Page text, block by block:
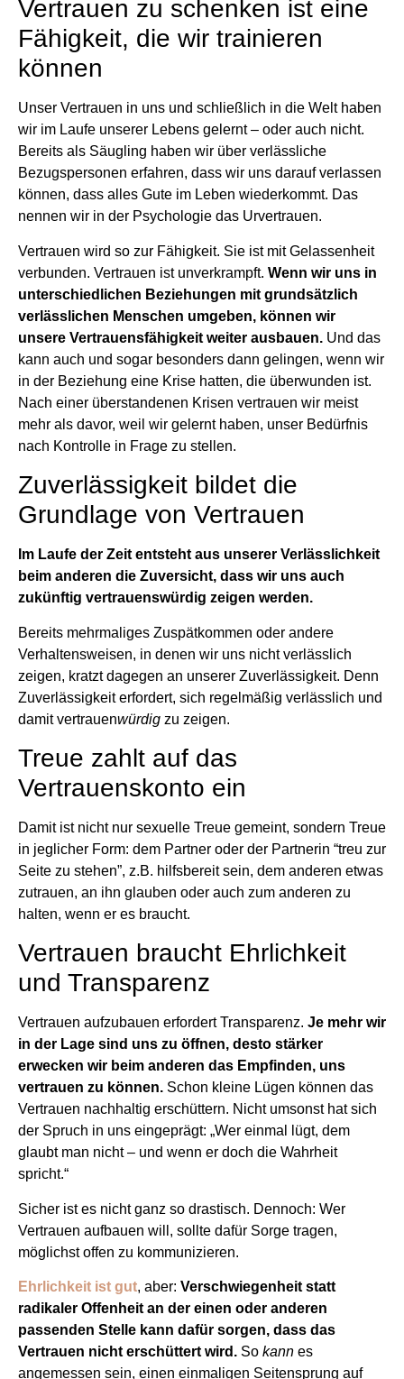
Vertrauen zu schenken ist eine
Fähigkeit, die wir trainieren
können
Unser Vertrauen in uns und schließlich in die Welt haben
wir im Laufe unserer Lebens gelernt – oder auch nicht.
Bereits als Säugling haben wir über verlässliche
Bezugspersonen erfahren, dass wir uns darauf verlassen
können, dass alles Gute im Leben wiederkommt. Das
nennen wir in der Psychologie das Urvertrauen.
Vertrauen wird so zur Fähigkeit. Sie ist mit Gelassenheit
verbunden. Vertrauen ist unverkrampft. Wenn wir uns in
unterschiedlichen Beziehungen mit grundsätzlich
verlässlichen Menschen umgeben, können wir
unsere Vertrauensfähigkeit weiter ausbauen. Und das
kann auch und sogar besonders dann gelingen, wenn wir
in der Beziehung eine Krise hatten, die überwunden ist.
Nach einer überstandenen Krisen vertrauen wir meist
mehr als davor, weil wir gelernt haben, unser Bedürfnis
nach Kontrolle in Frage zu stellen.
Zuverlässigkeit bildet die
Grundlage von Vertrauen
Im Laufe der Zeit entsteht aus unserer Verlässlichkeit
beim anderen die Zuversicht, dass wir uns auch
zukünftig vertrauenswürdig zeigen werden.
Bereits mehrmaliges Zuspätkommen oder andere
Verhaltensweisen, in denen wir uns nicht verlässlich
zeigen, kratzt dagegen an unserer Zuverlässigkeit. Denn
Zuverlässigkeit erfordert, sich regelmäßig verlässlich und
damit vertrauenwürdig zu zeigen.
Treue zahlt auf das
Vertrauenskonto ein
Damit ist nicht nur sexuelle Treue gemeint, sondern Treue
in jeglicher Form: dem Partner oder der Partnerin “treu zur
Seite zu stehen”, z.B. hilfsbereit sein, dem anderen etwas
zutrauen, an ihn glauben oder auch zum anderen zu
halten, wenn er es braucht.
Vertrauen braucht Ehrlichkeit
und Transparenz
Vertrauen aufzubauen erfordert Transparenz. Je mehr wir
in der Lage sind uns zu öffnen, desto stärker
erwecken wir beim anderen das Empfinden, uns
vertrauen zu können. Schon kleine Lügen können das
Vertrauen nachhaltig erschüttern. Nicht umsonst hat sich
der Spruch in uns eingeprägt: „Wer einmal lügt, dem
glaubt man nicht – und wenn er doch die Wahrheit
spricht.“
Sicher ist es nicht ganz so drastisch. Dennoch: Wer
Vertrauen aufbauen will, sollte dafür Sorge tragen,
möglichst offen zu kommunizieren.
Ehrlichkeit ist gut, aber: Verschwiegenheit statt
radikaler Offenheit an der einen oder anderen
passenden Stelle kann dafür sorgen, dass das
Vertrauen nicht erschüttert wird. So kann es
angemessen sein, einen einmaligen Seitensprung auf